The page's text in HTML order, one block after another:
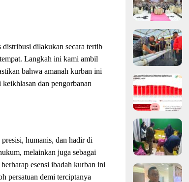
distribusi dilakukan secara tertib
Langkah ini kami ambil
bahwa amanah kurban ini
dan pengorbanan
humanis, dan hadir di
melainkan juga sebagai
esensi ibadah kurban ini
persatuan demi terciptanya